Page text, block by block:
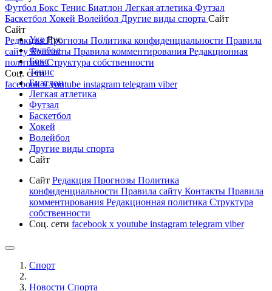
Футбол Бокс Тенис Биатлон Легкая атлетика Футзал
Баскетбол Хокей Волейбол Другие виды спорта Сайт
Сайт
РедакцияПрогнозы Политика конфиденциальности Правила
сайтуКонтакты Правила комментирования Редакционная
политикаСтруктура собственности
Соц. сети
facebookxyoutube instagram telegram viber
УкрРус
Футбол
Бокс
Тенис
Биатлон
Легкая атлетика
Футзал
Баскетбол
Хокей
Волейбол
Другие виды спорта
Сайт
Сайт Редакция Прогнозы Политика
конфиденциальности Правила сайту Контакты Правила
комментирования Редакционная политика Структура
собственности
Соц. сети facebook x youtube instagram telegram viber
Спорт
Новости Cпорта